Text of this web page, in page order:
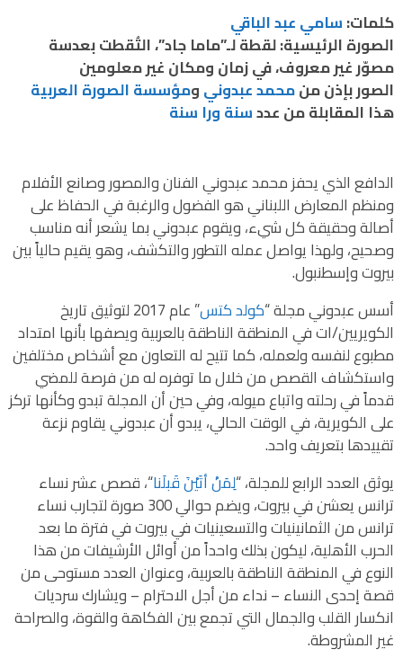
كلمات:سامي عبد الباقي
الصورة الرئيسية: لقطة لـ”ماما جاد”، التُقطت بعدسة
مصوّر غير معروف، في زمان ومكان غير معلومين
الصور بإذن منمحمد عبدونيومؤسسة الصورة العربية
هذا المقابلةمن عددسنة ورا سنة
الدافع الذي يحفز محمد عبدوني الفنان والمصور وصانع الأفلام
ومنظم المعارض اللبناني هو الفضول والرغبة في الحفاظ على
أصالة وحقيقة كل شيء، ويقوم عبدوني بما يشعر أنه مناسب
وصحيح، ولهذا يواصل عمله التطور والتكشف، وهو يقيم حالياً بين
بيروت وإسطنبول.
أسس عبدوني مجلة “كولد كتس ” عام 2017 لتوثيق تاريخ
الكويريين/ات في المنطقة الناطقة بالعربية ويصفها بأنها امتداد
مطبوع لنفسه ولعمله، كما تتيح له التعاون مع أشخاص مختلفين
واستكشاف القصص من خلال ما توفره له من فرصة للمضي
قدماً في رحلته واتباع ميوله، وفي حين أن المجلة تبدو وكأنها تركز
على الكويرية، في الوقت الحالي، يبدو أن عبدوني يقاوم نزعة
تقييدها بتعريف واحد.
يوثق العدد الرابع للمجلة، “لِمَنْ أتَيْنَ قَبلَنا“، قصص عشر نساء
ترانس يعشن في بيروت، ويضم حوالي 300 صورة لتجارب نساء
ترانس من الثمانينيات والتسعينيات في بيروت في فترة ما بعد
الحرب الأهلية، ليكون بذلك واحداً من أوائل الأرشيفات من هذا
النوع في المنطقة الناطقة بالعربية، وعنوان العدد مستوحى من
قصة إحدى النساء – نداء من أجل الاحترام – ويشارك سرديات
انكسار القلب والجمال التي تجمع بين الفكاهة والقوة، والصراحة
غير المشروطة.